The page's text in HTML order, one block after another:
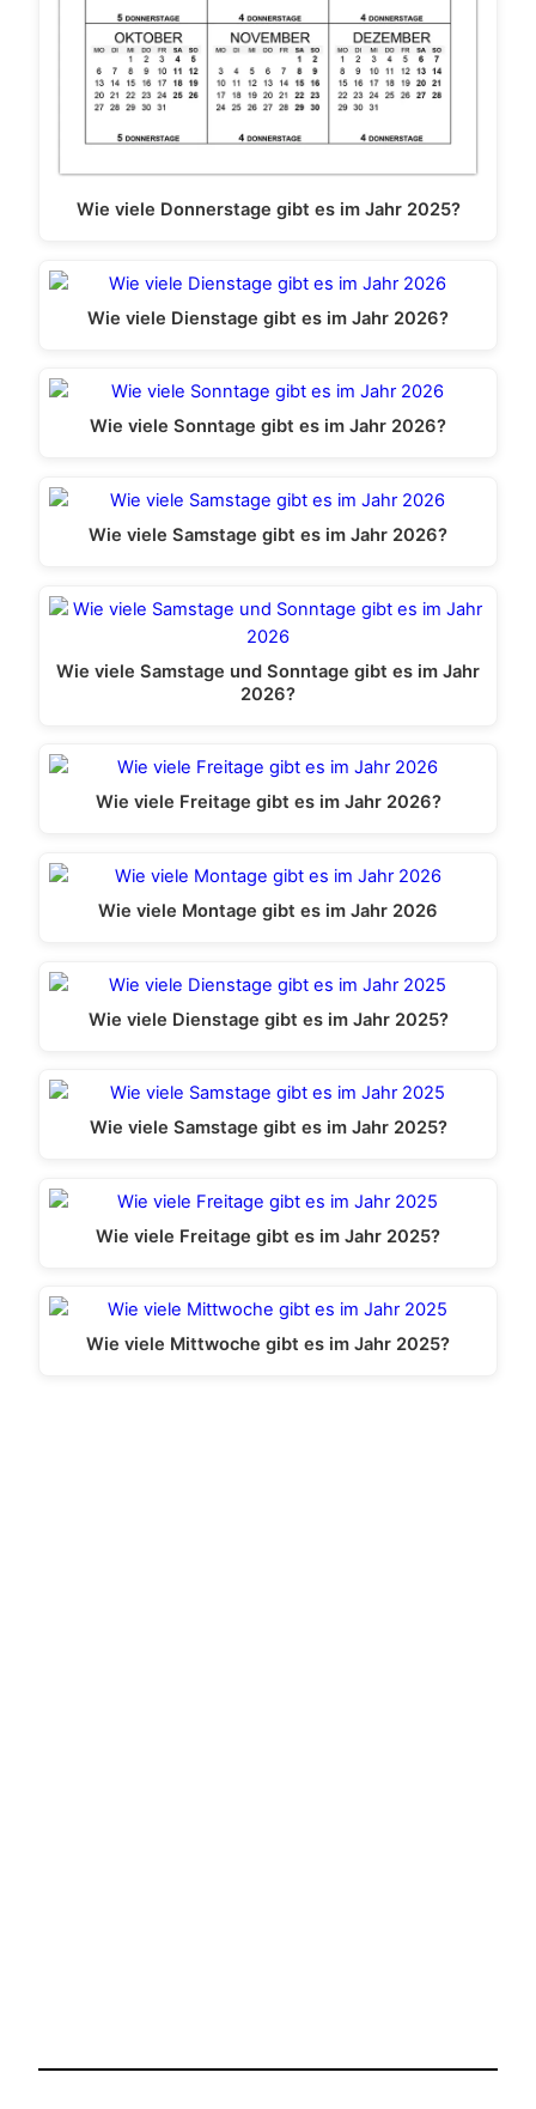
Wie viele Donnerstage gibt es im Jahr 2025?
Wie viele Dienstage gibt es im Jahr 2026?
Wie viele Sonntage gibt es im Jahr 2026?
Wie viele Samstage gibt es im Jahr 2026?
Wie viele Samstage und Sonntage gibt es im Jahr
2026?
Wie viele Freitage gibt es im Jahr 2026?
Wie viele Montage gibt es im Jahr 2026
Wie viele Dienstage gibt es im Jahr 2025?
Wie viele Samstage gibt es im Jahr 2025?
Wie viele Freitage gibt es im Jahr 2025?
Wie viele Mittwoche gibt es im Jahr 2025?